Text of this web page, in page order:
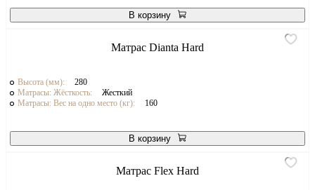
В корзину
Матрас Dianta Hard
Высота (мм):
280
Матрасы: Жёсткость:
Жесткий
Матрасы: Вес на одно место (кг):
160
В корзину
Матрас Flex Hard